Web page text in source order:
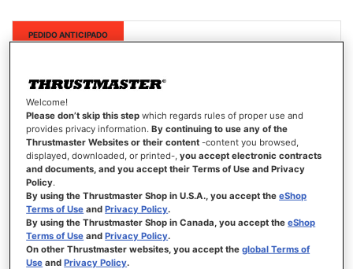
Nuevo
PEDIDO ANTICIPADO
Welcome!
Please don’t skip this step which regards rules of proper use and
provides privacy information.By continuing to use any of the
Thrustmaster Websites or their content -content you browsed,
displayed, downloaded, or printed-,you accept electronic contracts
and documents, and you accept their Terms of Use and Privacy
Policy.
By using the Thrustmaster Shop in U.S.A., you accept theeShop
Terms of Use andPrivacy Policy.
By using the Thrustmaster Shop in Canada, you accept theeShop
Terms of Use andPrivacy Policy.
On other Thrustmaster websites, you accept theglobal Terms of
Use andPrivacy Policy.